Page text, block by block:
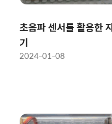
초음파 센서를 활용한
기
2024-01-08